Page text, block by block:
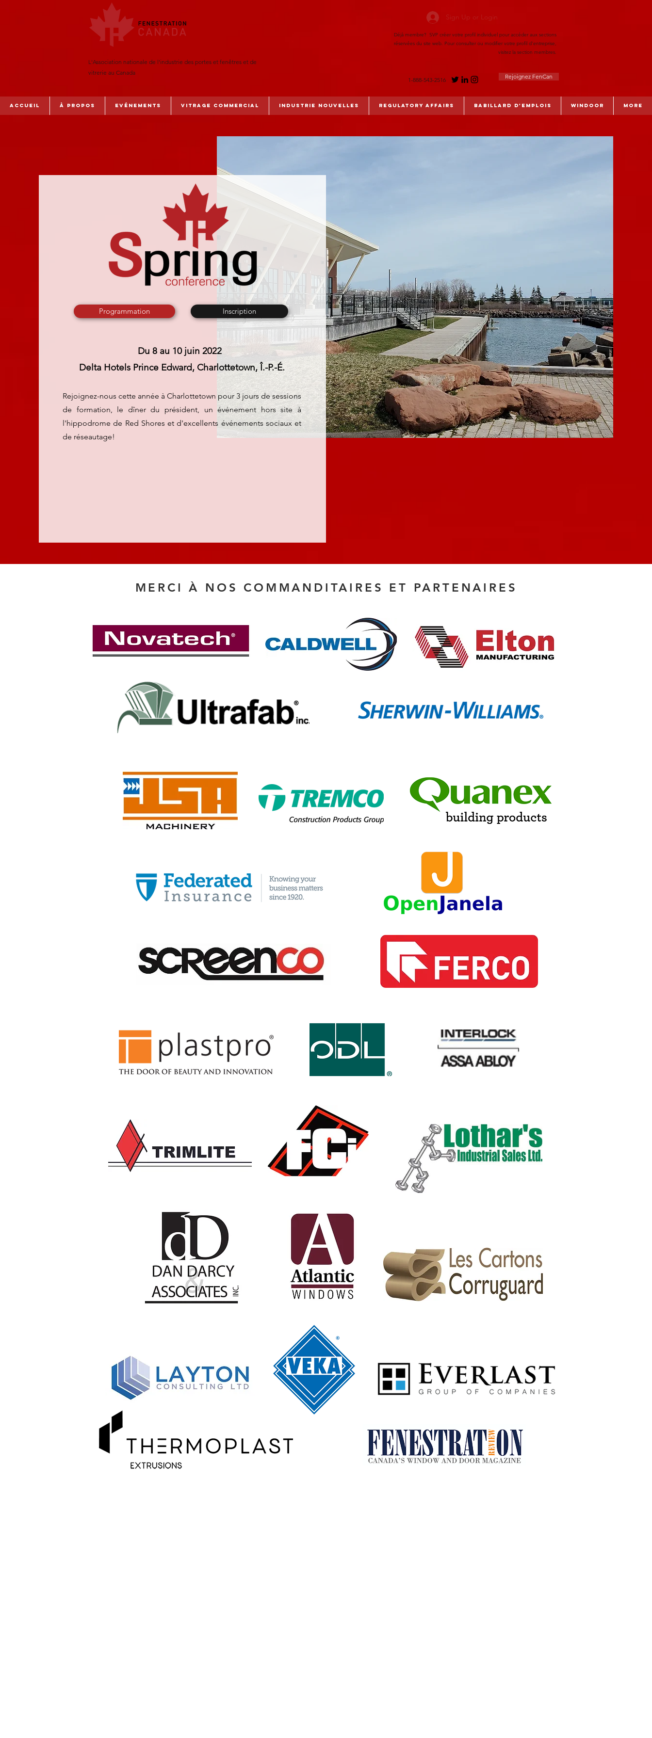
L'Association nationale de l'industrie des portes et fenêtres et de
vitrerie au Canada
Sign Up or Login
Déjà membre? SVP créer votre profil individuel pour accéder aux sections
réservées du site web. Pour consulter ou modifier votre profil d'entreprise,
visitez la section membres.
1-888-543-2516 Rejoignez FenCan
Accueil À PROPOS Evénements Vitrage commercial Industrie Nouvelles Regulatory Affairs Babillard d'emplois WinDoor More
Programmation Inscription
Du 8 au 10 juin 2022
Delta Hotels Prince Edward, Charlottetown, Î.-P.-É.
Rejoignez-nous cette année à Charlottetown pour 3 jours de sessions
de formation, le dîner du président, un événement hors site à
l'hippodrome de Red Shores et d'excellents événements sociaux et
de réseautage!
MERCI À NOS COMMANDITAIRES ET PARTENAIRES